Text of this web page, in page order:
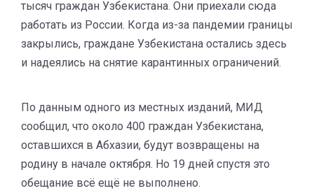
тысяч граждан Узбекистана. Они приехали сюда
работать из России. Когда из-за пандемии границы
закрылись, граждане Узбекистана остались здесь
и надеялись на снятие карантинных ограничений.
По данным одного из местных изданий, МИД
сообщил, что около 400 граждан Узбекистана,
оставшихся в Абхазии, будут возвращены на
родину в начале октября. Но 19 дней спустя это
обещание всё ещё не выполнено.